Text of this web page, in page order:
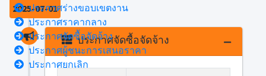
2025-07-01
ประกาศจัดซื้อจัดจ้าง
ประกาศร่างขอบเขตงาน
ประกาศราคากลาง
ประกาศจัดซื้อจัดจ้าง
ประกาศผู้ชนะการเสนอราคา
ประกาศยกเลิก